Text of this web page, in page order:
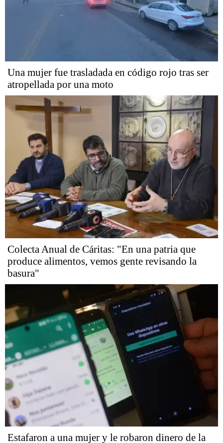
Una mujer fue trasladada en código rojo tras ser
atropellada por una moto
Colecta Anual de Cáritas: "En una patria que
produce alimentos, vemos gente revisando la
basura"
Estafaron a una mujer y le robaron dinero de la